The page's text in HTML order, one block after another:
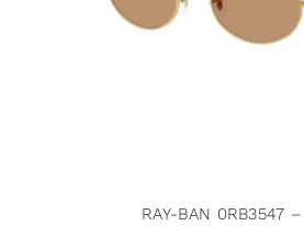
RAY-BAN 0RB3547